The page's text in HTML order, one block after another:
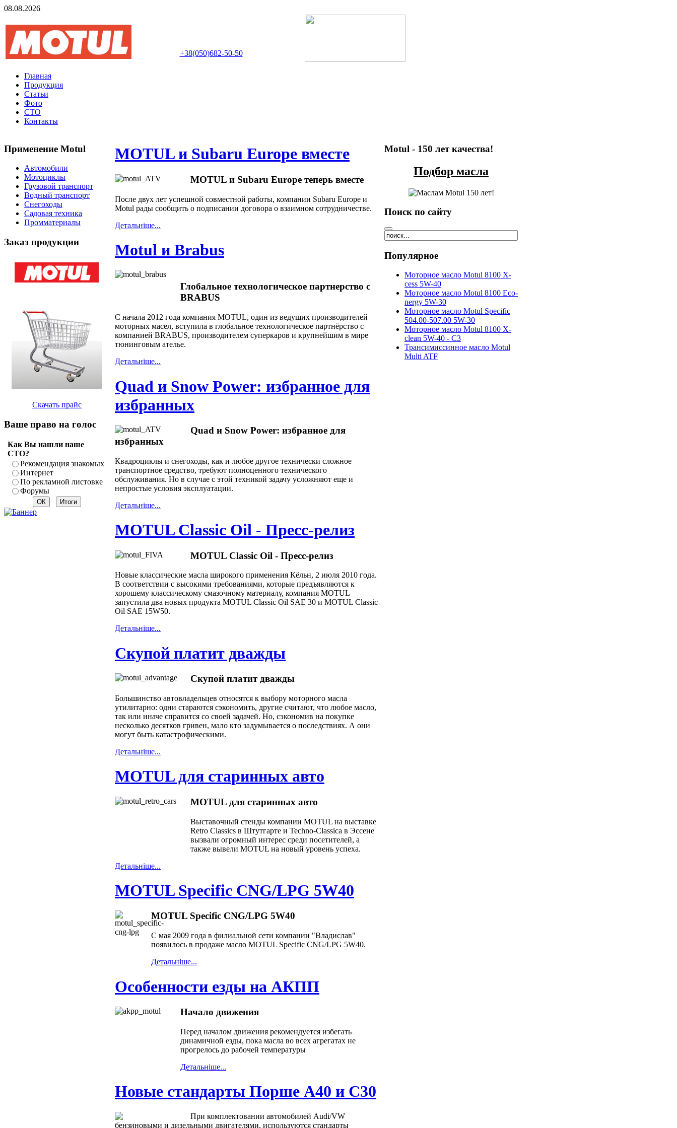
08.08.2026
+38(050)682-50-50
Главная
Продукция
Статьи
Фото
СТО
Контакты
Применение Motul
Автомобили
Мотоциклы
Грузовой транспорт
Водный транспорт
Снегоходы
Садовая техника
Промматериалы
Заказ продукции
Скачать прайс
Ваше право на голос
Как Вы нашли наше
СТО?
Рекомендация знакомых
Интернет
По рекламной листовке
Форумы
MOTUL и Subaru Europe вместе
MOTUL и Subaru Europe теперь вместе
После двух лет успешной совместной работы, компании Subaru Europe и
Motul рады сообщить о подписании договора о взаимном сотрудничестве.
Детальнiше...
Motul и Brabus
Глобальное технологическое партнерство с
BRABUS
С начала 2012 года компания MOTUL, один из ведущих производителей
моторных масел, вступила в глобальное технологическое партнёрство с
компанией BRABUS, производителем суперкаров и крупнейшим в мире
тюнинговым ателье.
Детальнiше...
Quad и Snow Power: избранное для
избранных
Quad и Snow Power: избранное для
избранных
Квадроциклы и снегоходы, как и любое другое технически сложное
транспортное средство, требуют полноценного технического
обслуживания. Но в случае с этой техникой задачу усложняют еще и
непростые условия эксплуатации.
Детальнiше...
MOTUL Classic Oil - Пресс-релиз
MOTUL Classic Oil - Пресс-релиз
Новые классические масла широкого применения Кёльн, 2 июля 2010 года.
В соответствии с высокими требованиями, которые предъявляются к
хорошему классическому смазочному материалу, компания MOTUL
запустила два новых продукта MOTUL Classic Oil SAE 30 и MOTUL Classic
Oil SAE 15W50.
Детальнiше...
Скупой платит дважды
Скупой платит дважды
Большинство автовладельцев относятся к выбору моторного масла
утилитарно: одни стараются сэкономить, другие считают, что любое масло,
так или иначе справится со своей задачей. Но, сэкономив на покупке
несколько десятков гривен, мало кто задумывается о последствиях. А они
могут быть катастрофическими.
Детальнiше...
MOTUL для старинных авто
MOTUL для старинных авто
Выставочный стенды компании MOTUL на выставке
Retro Classics в Штутгарте и Techno-Classica в Эссене
вызвали огромный интерес среди посетителей, а
также вывели MOTUL на новый уровень успеха.
Детальнiше...
MOTUL Specific CNG/LPG 5W40
MOTUL Specific CNG/LPG 5W40
С мая 2009 года в филиальной сети компании "Владислав"
появилось в продаже масло MOTUL Specific CNG/LPG 5W40.
Детальнiше...
Особенности езды на АКПП
Начало движения
Перед началом движения рекомендуется избегать
динамичной езды, пока масла во всех агрегатах не
прогрелось до рабочей температуры
Детальнiше...
Новые стандарты Порше A40 и C30
При комплектовании автомобилей Audi/VW
бензиновыми и дизельными двигателями, используются стандарты
Motul - 150 лет качества!
Подбор масла
Поиск по сайту
Популярное
Моторное масло Motul 8100 X-
cess 5W-40
Моторное масло Motul 8100 Eco-
nergy 5W-30
Моторное масло Motul Specific
504.00-507.00 5W-30
Моторное масло Motul 8100 X-
clean 5W-40 - C3
Трансимиссинное масло Motul
Multi ATF